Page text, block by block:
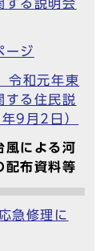
する説明会
ージ
令和元年東
する住民説
9月2日）
風による河
配布資料等
急修理に